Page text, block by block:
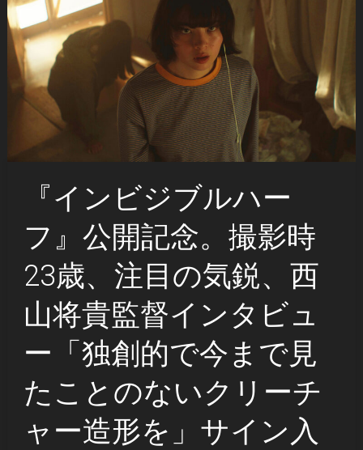
『インビジブルハー
フ』公開記念。撮影時
23歳、注目の気鋭、⻄
⼭将貴監督インタビュ
ー「独創的で今まで見
たことのないクリーチ
ャー造形を」サイン入